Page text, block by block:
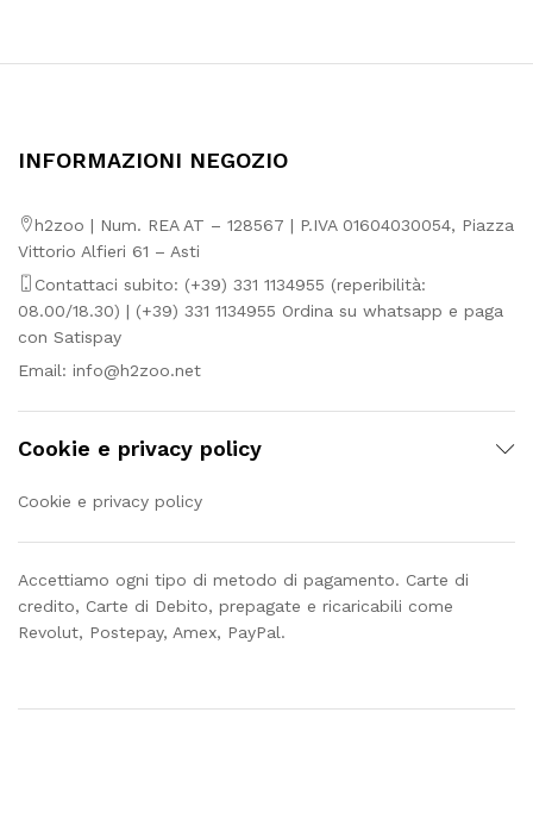
INFORMAZIONI NEGOZIO
h2zoo | Num. REA AT – 128567 | P.IVA 01604030054, Piazza
Vittorio Alfieri 61 – Asti
Contattaci subito: (+39) 331 1134955 (reperibilità:
08.00/18.30) | (+39) 331 1134955 Ordina su whatsapp e paga
con Satispay
Email: info@h2zoo.net
Cookie e privacy policy
Cookie e privacy policy
Accettiamo ogni tipo di metodo di pagamento. Carte di
credito, Carte di Debito, prepagate e ricaricabili come
Revolut, Postepay, Amex, PayPal.